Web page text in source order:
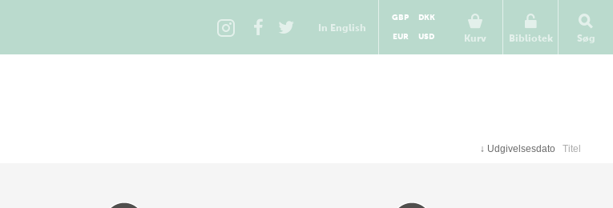
In English
Kurv
GBP
DKK
EUR
USD Bibliotek Søg
↓ Udgivelsesdato Titel